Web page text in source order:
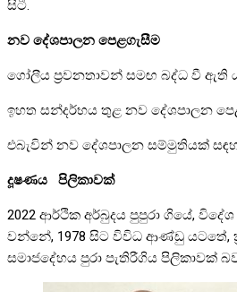
සිටී.
නව දේශපාලන පෙළගැසීම
ගෝලීය ප්‍රවනතාවන් සමඟ බද්ධ වී ඇති
ඉහත සන්දර්භය තුළ නව දේශපාලන
එබැවින් නව දේශපාලන සම්මුතියක්
දූෂණය පිලිකාවක්
2022 ආර්ථික අර්බුදය පුපුරා ගියේ,
වන්නේ, 1978 සිට විවිධ ආණ්ඩු යටතේ,
සමාජදේහය පුරා පැතිරීගිය පිලිකාවක්